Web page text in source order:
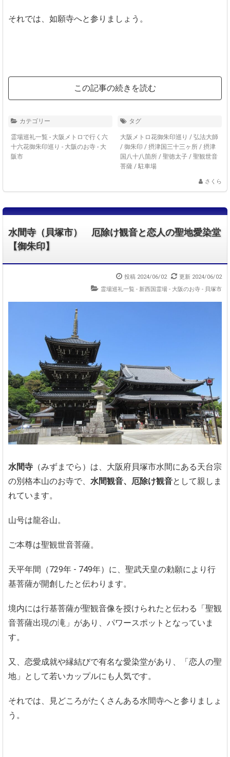
それでは、如願寺へと参りましょう。
この記事の続きを読む
カテゴリー
霊場巡礼一覧 - 大阪メトロで行く六
十六花御朱印巡り - 大阪のお寺 - 大
阪市
タグ
大阪メトロ花御朱印巡り / 弘法大師
/ 御朱印 / 摂津国三十三ヶ所 / 摂津
国八十八箇所 / 聖徳太子 / 聖観世音
菩薩 / 駐車場
さくら
水間寺（貝塚市） 厄除け観音と恋人の聖地愛染堂
【御朱印】
投稿 2024/06/02
更新 2024/06/02
霊場巡礼一覧 - 新西国霊場 - 大阪のお寺 - 貝塚市
水間寺 （みずまでら）は、大阪府貝塚市水間にある天台宗
の別格本山のお寺で、 水間観音、厄除け観音として親しま
れています。
山号は龍谷山。
ご本尊は聖観世音菩薩。
天平年間（729年 - 749年）に、聖武天皇の勅願により行
基菩薩が開創したと伝わります。
境内には行基菩薩が聖観音像を授けられたと伝わる「聖観
音菩薩出現の滝」があり、パワースポットとなっていま
す。
又、恋愛成就や縁結びで有名な愛染堂があり、「恋人の聖
地」として若いカップルにも人気です。
それでは、見どころがたくさんある水間寺へと参りましょ
う。